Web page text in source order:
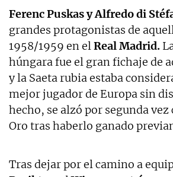
Ferenc Puskas y Alfredo di
grandes protagonistas de
1958/1959 en elReal Madrid.
húngara fue el gran fichaje de
y la Saeta rubia estaba
mejor jugador de Europa sin
hecho, se alzó por segunda vez
Oro tras haberlo ganado
Tras dejar por el camino a